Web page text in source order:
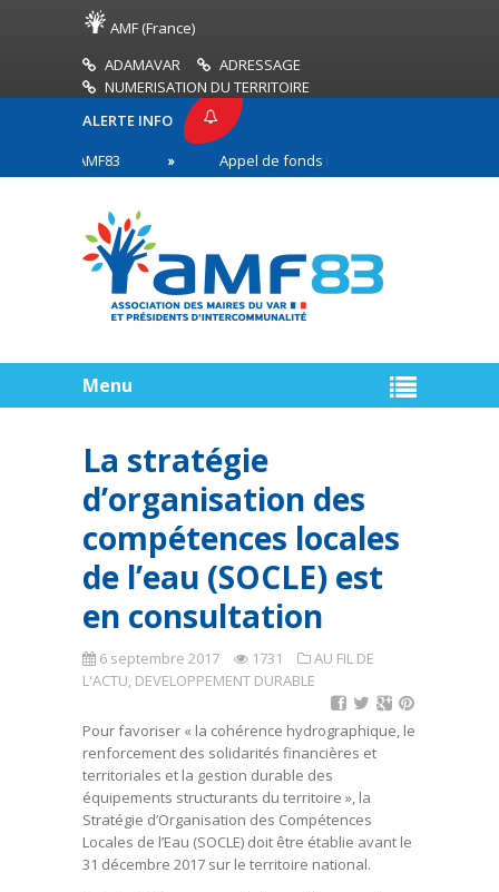
AMF (France)
ADAMAVAR
ADRESSAGE
NUMERISATION DU TERRITOIRE
ALERTE INFO
AMF83
Appel de fonds incendies de forêt
en première ligne
Menu
La stratégie
d’organisation des
compétences locales
de l’eau (SOCLE) est
en consultation
6 septembre 2017 1731
AU FIL DE
L'ACTU, DEVELOPPEMENT DURABLE
Pour favoriser « la cohérence hydrographique, le
renforcement des solidarités financières et
territoriales et la gestion durable des
équipements structurants du territoire », la
Stratégie d’Organisation des Compétences
Locales de l’Eau (SOCLE) doit être établie avant le
31 décembre 2017 sur le territoire national.